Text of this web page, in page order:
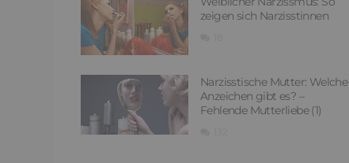
zeigen sich Narzisstinnen
Narzisstische Mutter: Welche
Anzeichen gibt es? –
Fehlende Mutterliebe (1)